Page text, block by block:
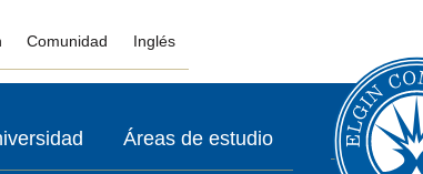
Comunidad Inglés
Áreas de estudio